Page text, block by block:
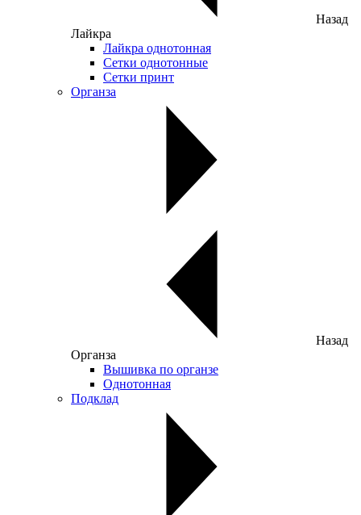
Назад
Лайкра
Лайкра однотонная
Сетки однотонные
Сетки принт
Органза
Назад
Органза
Вышивка по органзе
Однотонная
Подклад